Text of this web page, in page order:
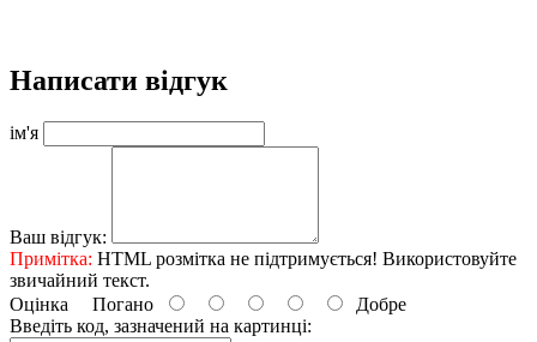
Написати відгук
ім'я
Ваш відгук:
Примітка: HTML розмітка не підтримується! Використовуйте
звичайний текст.
Оцінка Погано
Добре
Введіть код, зазначений на картинці: